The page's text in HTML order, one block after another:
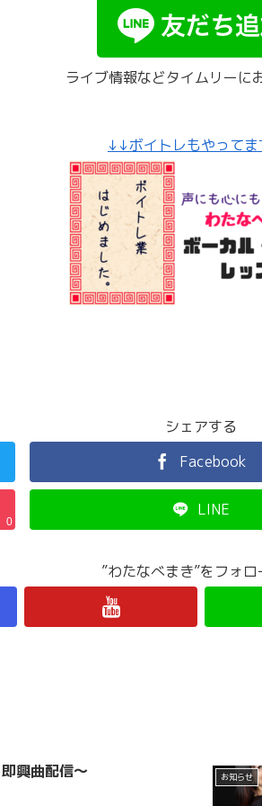
ライブ情報などタイムリーに
↓↓ボイトレもやって
シェアする
Facebook
0
LINE
”わたなべまき”をフォロ
興曲配信～ お知らせ